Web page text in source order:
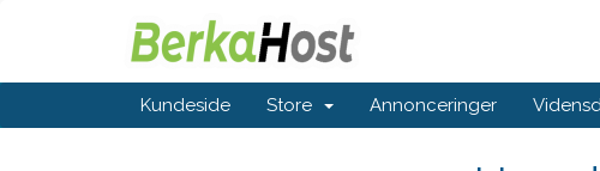
Kundeside Store Annonceringer